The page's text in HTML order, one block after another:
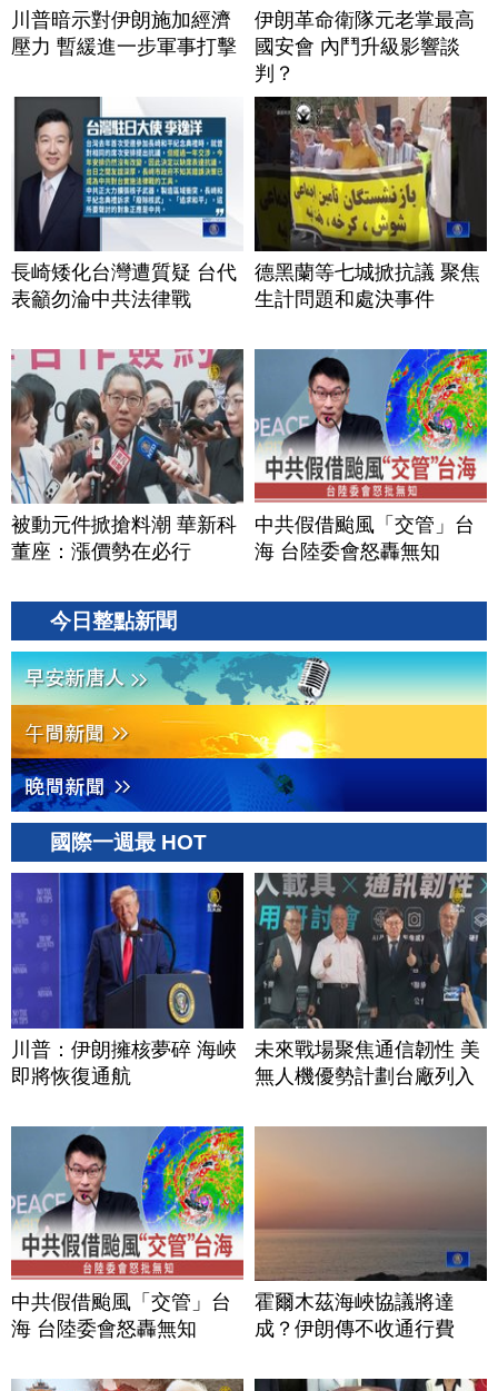
川普暗示對伊朗施加經濟
壓力 暫緩進一步軍事打擊
伊朗革命衛隊元老掌最高
國安會 內鬥升級影響談
判？
長崎矮化台灣遭質疑 台代
表籲勿淪中共法律戰
德黑蘭等七城掀抗議 聚焦
生計問題和處決事件
被動元件掀搶料潮 華新科
董座：漲價勢在必行
中共假借颱風「交管」台
海 台陸委會怒轟無知
今日整點新聞
國際一週最 HOT
川普：伊朗擁核夢碎 海峽
即將恢復通航
未來戰場聚焦通信韌性 美
無人機優勢計劃台廠列入
中共假借颱風「交管」台
海 台陸委會怒轟無知
霍爾木茲海峽協議將達
成？伊朗傳不收通行費